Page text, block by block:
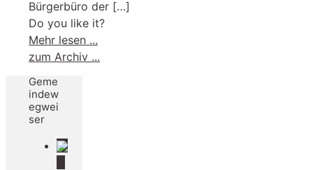
Bürgerbüro der […]
Do you like it?
Mehr lesen ...
zum Archiv ...
Geme
indew
egwei
ser